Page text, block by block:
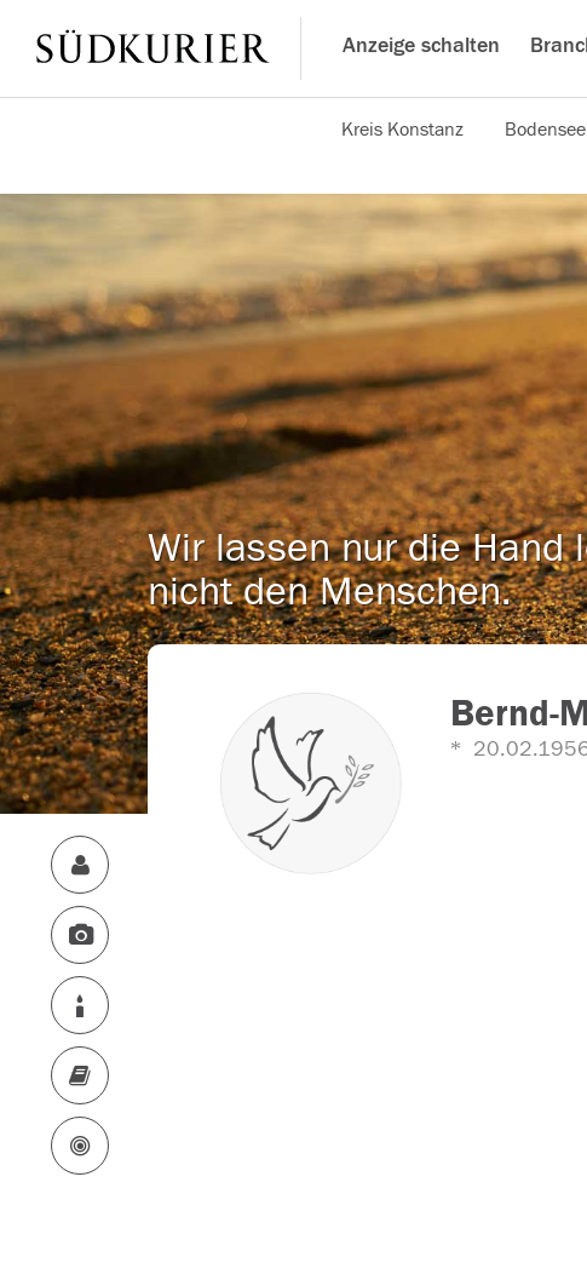
Anzeige schalten
Kreis Konstanz
Wir lassen nur die Hand
nicht den Menschen.
Bernd-